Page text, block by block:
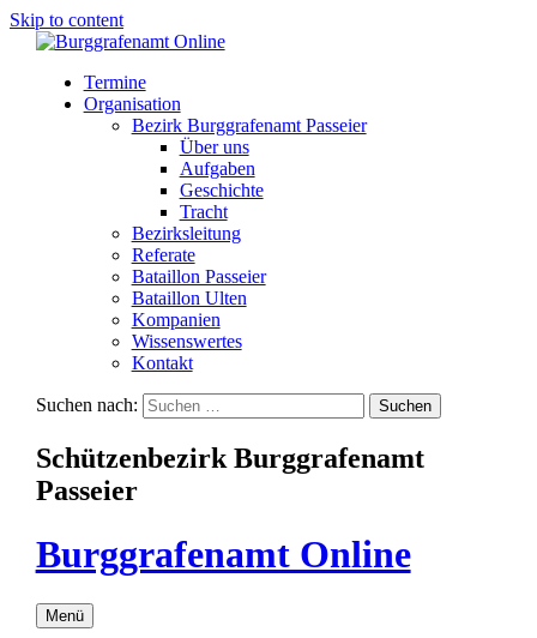
Skip to content
Termine
Organisation
Bezirk Burggrafenamt Passeier
Über uns
Aufgaben
Geschichte
Tracht
Bezirksleitung
Referate
Bataillon Passeier
Bataillon Ulten
Kompanien
Wissenswertes
Kontakt
Suchen nach:
Schützenbezirk Burggrafenamt
Passeier
Burggrafenamt Online
Menü